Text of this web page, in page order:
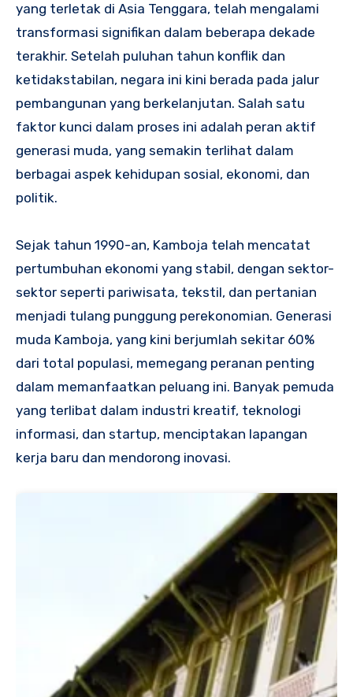
yang terletak di Asia Tenggara, telah mengalami
transformasi signifikan dalam beberapa dekade
terakhir. Setelah puluhan tahun konflik dan
ketidakstabilan, negara ini kini berada pada jalur
pembangunan yang berkelanjutan. Salah satu
faktor kunci dalam proses ini adalah peran aktif
generasi muda, yang semakin terlihat dalam
berbagai aspek kehidupan sosial, ekonomi, dan
politik.
Sejak tahun 1990-an, Kamboja telah mencatat
pertumbuhan ekonomi yang stabil, dengan sektor-
sektor seperti pariwisata, tekstil, dan pertanian
menjadi tulang punggung perekonomian. Generasi
muda Kamboja, yang kini berjumlah sekitar 60%
dari total populasi, memegang peranan penting
dalam memanfaatkan peluang ini. Banyak pemuda
yang terlibat dalam industri kreatif, teknologi
informasi, dan startup, menciptakan lapangan
kerja baru dan mendorong inovasi.